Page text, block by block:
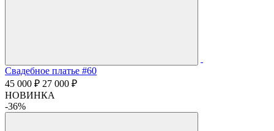
Свадебное платье #60
45 000 ₽ 27 000 ₽
НОВИНКА
-36%